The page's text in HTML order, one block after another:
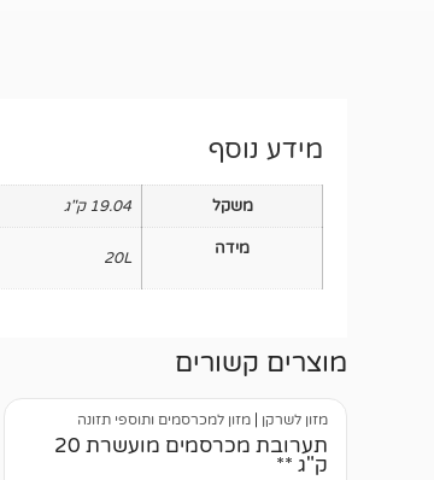
מידע נוסף
משקל 19.04 ק"ג
מידה 20L
מוצרים קשורים
מזון לשרקן מזון למכרסמים ותוספי תזונה
תערובת מכרסמים מועשרת 20
ק"ג **